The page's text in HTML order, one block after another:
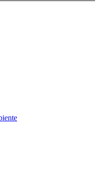
resolvemos juntos!